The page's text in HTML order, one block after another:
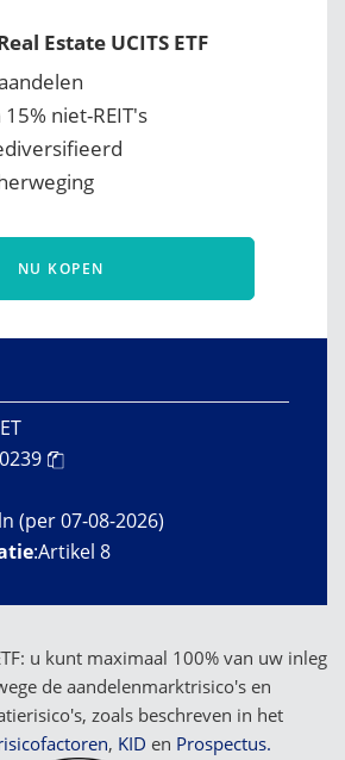
Estate UCITS ETF
15% niet-REIT's
NU KOPEN
(per 07-08-2026)
:Artikel 8
u kunt maximaal 100% van uw inleg
de aandelenmarktrisico's en
zoals beschreven in het
, KID en Prospectus.